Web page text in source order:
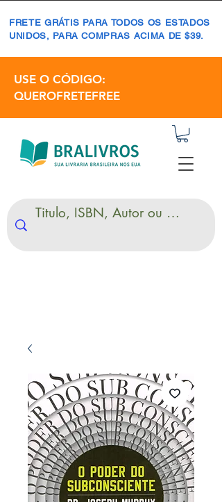
FRETE GRÁTIS PARA TODOS OS ESTADOS
UNIDOS, PARA COMPRAS ACIMA DE $39.
USE O CÓDIGO:
QUEROFRETEFREE